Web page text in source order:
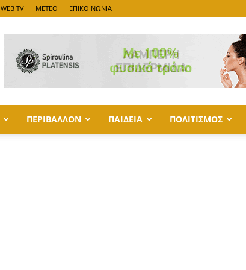
WEB TV METEO ΕΠΙΚΟΙΝΩΝΙΑ
ΠΕΡΙΒΑΛΛΟΝ ΠΑΙΔΕΙΑ ΠΟΛΙΤΙΣΜΟΣ